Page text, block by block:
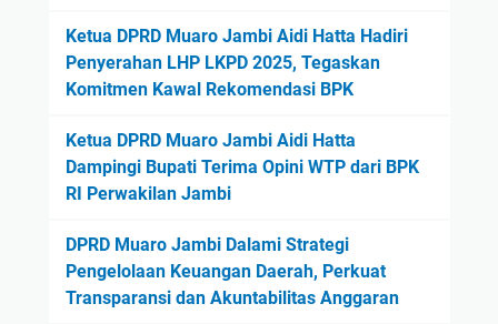
Ketua DPRD Muaro Jambi Aidi Hatta Hadiri
Penyerahan LHP LKPD 2025, Tegaskan
Komitmen Kawal Rekomendasi BPK
Ketua DPRD Muaro Jambi Aidi Hatta
Dampingi Bupati Terima Opini WTP dari BPK
RI Perwakilan Jambi
DPRD Muaro Jambi Dalami Strategi
Pengelolaan Keuangan Daerah, Perkuat
Transparansi dan Akuntabilitas Anggaran